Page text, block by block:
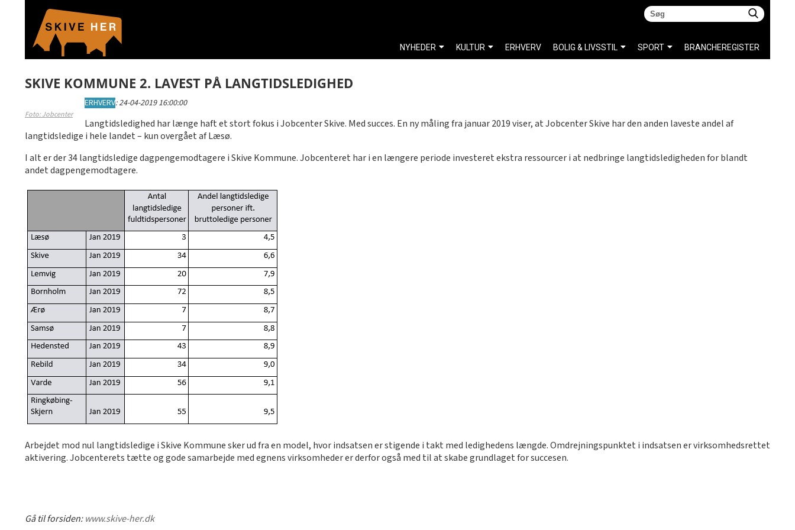
SKIVE KOMMUNE 2. LAVEST PÅ LANGTIDSLEDIGHED
Foto: Jobcenter
ERHVERV:24-04-2019 16:00:00
Langtidsledighed har længe haft et stort fokus i Jobcenter Skive. Med succes. En ny måling fra januar 2019 viser, at Jobcenter Skive har den anden laveste andel af
langtidsledige i hele landet – kun overgået af Læsø.
I alt er der 34 langtidsledige dagpengemodtagere i Skive Kommune. Jobcenteret har i en længere periode investeret ekstra ressourcer i at nedbringe langtidsledigheden for blandt
andet dagpengemodtagere.
Arbejdet mod nul langtidsledige i Skive Kommune sker ud fra en model, hvor indsatsen er stigende i takt med ledighedens længde. Omdrejningspunktet i indsatsen er virksomhedsrettet
aktivering. Jobcenterets tætte og gode samarbejde med egnens virksomheder er derfor også med til at skabe grundlaget for succesen.
Gå til forsiden:www.skive-her.dk
NYHEDER KULTUR ERHVERV BOLIG & LIVSSTIL SPORT BRANCHEREGISTER